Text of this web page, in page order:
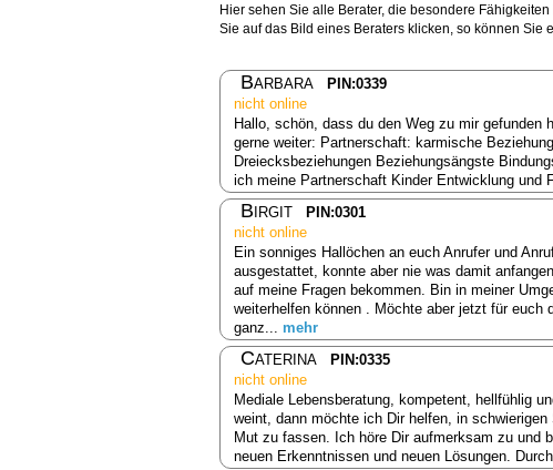
Hier sehen Sie alle Berater, die besondere
Sie auf das Bild eines Beraters klicken, so können Sie
Barbara
PIN:0339
nicht online
Hallo, schön, dass du den Weg zu mir
gerne weiter: Partnerschaft: karmische
Dreiecksbeziehungen Beziehungsängste
ich meine Partnerschaft Kinder Entwicklung und
Birgit
PIN:0301
nicht online
Ein sonniges Hallöchen an euch Anrufer und
ausgestattet, konnte aber nie was damit
auf meine Fragen bekommen. Bin in meiner
weiterhelfen können . Möchte aber jetzt für
ganz... mehr
Caterina
PIN:0335
nicht online
Mediale Lebensberatung, kompetent, hellfühlig
weint, dann möchte ich Dir helfen, in
Mut zu fassen. Ich höre Dir aufmerksam zu und
neuen Erkenntnissen und neuen Lösungen.